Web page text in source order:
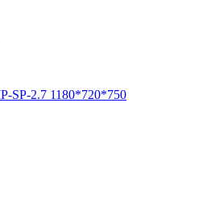
SP-2.7 1180*720*750